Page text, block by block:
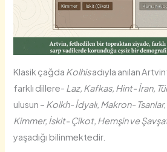
Klasik çağda Kolhisadıyla anılan
farklı dillere- Laz, Kafkas, Hint- İran,
ulusun – Kolkh- İdyalı, Makron-
Kimmer, İskit- Çikot, Hemşin ve
yaşadığı bilinmektedir.